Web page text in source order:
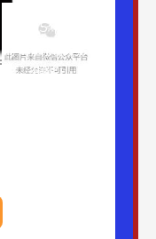
获2015年国际
葡萄酒挑战赛
银奖